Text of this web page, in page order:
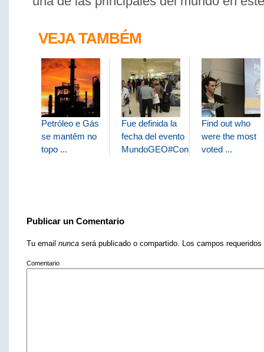
VEJA TAMBÉM
Petróleo e Gás
se mantêm no
topo ...
Fue definida la
fecha del evento
MundoGEO#Connect
Find out who
were the most
voted ...
Publicar un Comentario
Tu email nunca será publicado o compartido. Los campos
Comentario